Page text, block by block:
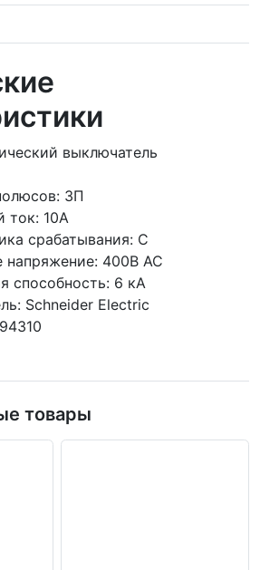
выключатель
3П
ток: 10А
срабатывания: C
напряжение: 400В AC
способность: 6 кА
Schneider Electric
товары